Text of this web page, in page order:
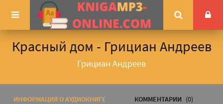
Красный дом - Грициан Андреев
Грициан Андреев
ИНФОРМАЦИЯ О АУДИОКНИГЕ КОММЕНТАРИИ (0)